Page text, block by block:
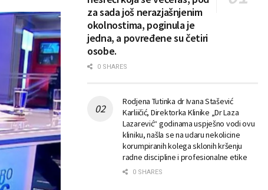
za sada još nerazjašnjenim
okolnostima, poginula je
jedna, a povređene su četiri
osobe.
0 SHARES
Rodjena Tutinka dr Ivana Stašević
Karliičić, Direktorka Klinike „Dr Laza
Lazarević“ godinama uspješno vodi ovu
kliniku, našla se na udaru nekolicine
korumpiranih kolega sklonih kršenju
radne discipline i profesionalne etike
0 SHARES